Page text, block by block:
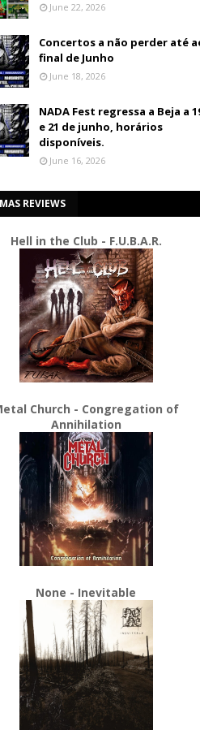
June 22, 2026
Concertos a não perder até
final de Junho
June 18, 2026
NADA Fest regressa a Beja a
e 21 de junho, horários
disponíveis.
June 16, 2026
REVIEWS
Hell in the Club - F.U.B.A.R.
Church - Congregation of
Annihilation
None - Inevitable